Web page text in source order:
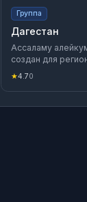
Группа
Дагестан
Ассаламу
создан для
★4.70